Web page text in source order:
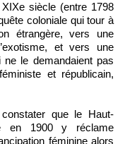
siècle (entre 1798
coloniale qui tour à
étrangère, vers une
et vers une
le demandaient pas
et républicain,
que le Haut-
en 1900 y réclame
féminine alors